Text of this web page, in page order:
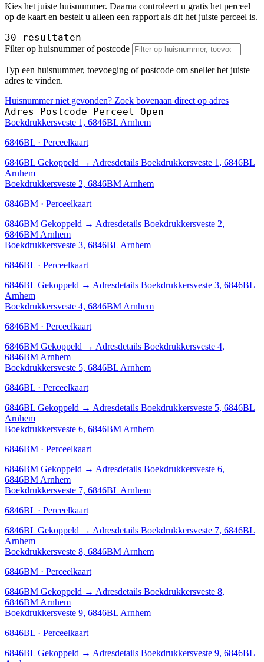
Kies het juiste huisnummer. Daarna controleert u gratis het perceel
op de kaart en bestelt u alleen een rapport als dit het juiste perceel is.
30 resultaten
Filter op huisnummer of postcode
Typ een huisnummer, toevoeging of postcode om sneller het juiste
adres te vinden.
Huisnummer niet gevonden? Zoek bovenaan direct op adres
Adres Postcode Perceel Open
Boekdrukkersveste 1, 6846BL Arnhem
6846BL · Perceelkaart
6846BL Gekoppeld → Adresdetails Boekdrukkersveste 1, 6846BL
Arnhem
Boekdrukkersveste 2, 6846BM Arnhem
6846BM · Perceelkaart
6846BM Gekoppeld → Adresdetails Boekdrukkersveste 2,
6846BM Arnhem
Boekdrukkersveste 3, 6846BL Arnhem
6846BL · Perceelkaart
6846BL Gekoppeld → Adresdetails Boekdrukkersveste 3, 6846BL
Arnhem
Boekdrukkersveste 4, 6846BM Arnhem
6846BM · Perceelkaart
6846BM Gekoppeld → Adresdetails Boekdrukkersveste 4,
6846BM Arnhem
Boekdrukkersveste 5, 6846BL Arnhem
6846BL · Perceelkaart
6846BL Gekoppeld → Adresdetails Boekdrukkersveste 5, 6846BL
Arnhem
Boekdrukkersveste 6, 6846BM Arnhem
6846BM · Perceelkaart
6846BM Gekoppeld → Adresdetails Boekdrukkersveste 6,
6846BM Arnhem
Boekdrukkersveste 7, 6846BL Arnhem
6846BL · Perceelkaart
6846BL Gekoppeld → Adresdetails Boekdrukkersveste 7, 6846BL
Arnhem
Boekdrukkersveste 8, 6846BM Arnhem
6846BM · Perceelkaart
6846BM Gekoppeld → Adresdetails Boekdrukkersveste 8,
6846BM Arnhem
Boekdrukkersveste 9, 6846BL Arnhem
6846BL · Perceelkaart
6846BL Gekoppeld → Adresdetails Boekdrukkersveste 9, 6846BL